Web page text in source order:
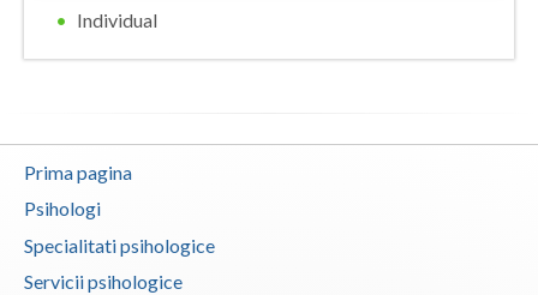
Individual
Prima pagina
Psihologi
Specialitati psihologice
Servicii psihologice